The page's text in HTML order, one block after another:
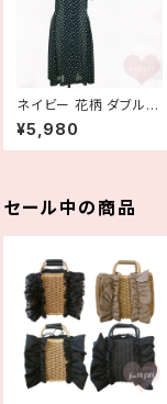
ネイビー 花柄 ダブルカ
ラー 半袖シフォンワンピ
ース 紺 二重襟 古着
¥5,980
セール中の商品